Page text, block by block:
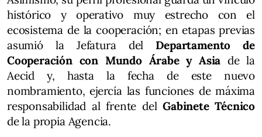
histórico y operativo muy estrecho con el
ecosistema de la cooperación; en etapas previas
asumió la Jefatura del Departamento de
Cooperación con Mundo Árabe y Asia de la
Aecid y, hasta la fecha de este nuevo
nombramiento, ejercía las funciones de máxima
responsabilidad al frente delGabinete Técnico
de la propia Agencia.